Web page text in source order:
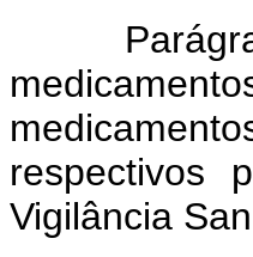
Parágrafo
respectivos
Vigilância